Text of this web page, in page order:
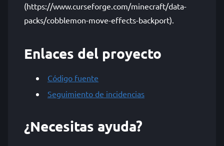
(https://www.curseforge.com/minecraft/data-
packs/cobblemon-move-effects-backport).
Enlaces del proyecto
Código fuente
Seguimiento de incidencias
¿Necesitas ayuda?